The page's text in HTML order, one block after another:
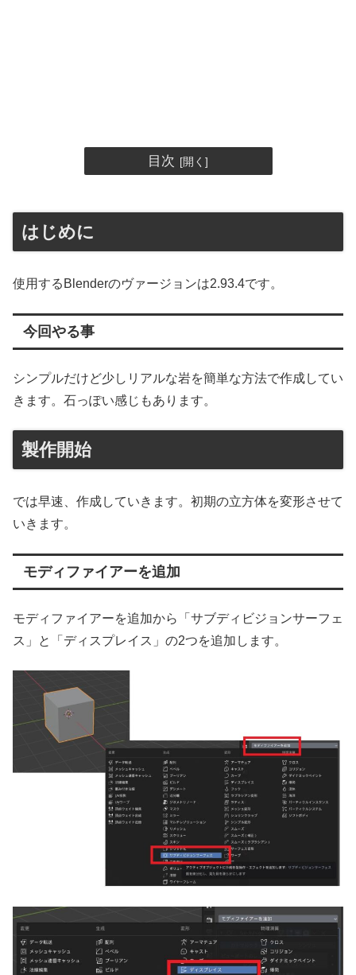
目次
はじめに
使用するBlenderのヴァージョンは2.93.4です。
今回やる事
シンプルだけど少しリアルな岩を簡単な方法で作成してい
きます。石っぽい感じもあります。
製作開始
では早速、作成していきます。初期の立方体を変形させて
いきます。
モディファイアーを追加
モディファイアーを追加から「サブディビジョンサーフェ
ス」と「ディスプレイス」の2つを追加します。